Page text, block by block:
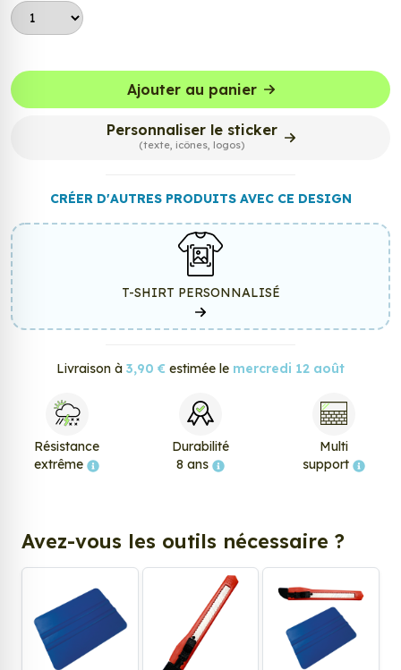
Ajouter au panier
Personnaliser le sticker
(texte, icônes, logos)
CRÉER D'AUTRES PRODUITS AVEC CE DESIGN
T-SHIRT PERSONNALISÉ
Livraison à 3,90 € estimée le mercredi 12 août
Résistance
extrême
Durabilité
8 ans
Multi
support
Avez-vous les outils nécessaire ?